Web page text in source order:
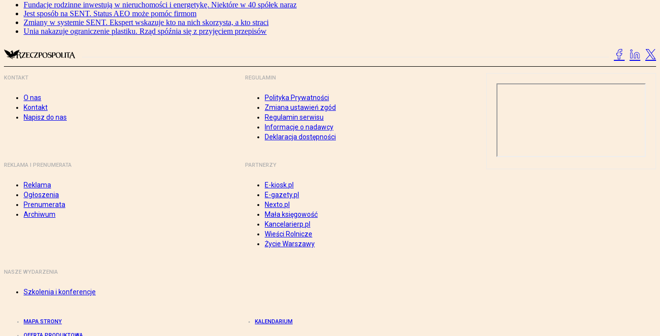
Fundacje rodzinne inwestują w nieruchomości i energetykę. Niektóre w 40 spółek naraz
Jest sposób na SENT. Status AEO może pomóc firmom
Zmiany w systemie SENT. Ekspert wskazuje kto na nich skorzysta, a kto straci
Unia nakazuje ograniczenie plastiku. Rząd spóźnia się z przyjęciem przepisów
KONTAKT
O nas
Kontakt
Napisz do nas
REGULAMIN
Polityka Prywatności
Zmiana ustawień zgód
Regulamin serwisu
Informacje o nadawcy
Deklaracja dostępności
REKLAMA I PRENUMERATA
Reklama
Ogłoszenia
Prenumerata
Archiwum
PARTNERZY
E-kiosk.pl
E-gazety.pl
Nexto.pl
Mała księgowość
Kancelarierp.pl
Wieści Rolnicze
Życie Warszawy
NASZE WYDARZENIA
Szkolenia i konferencje
MAPA STRONY KALENDARIUM